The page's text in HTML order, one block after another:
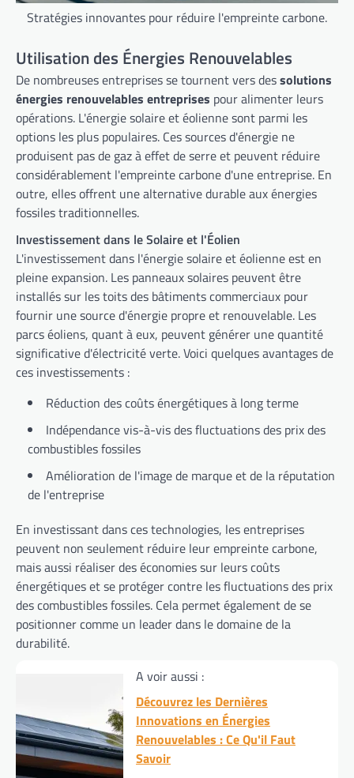
Stratégies innovantes pour réduire l'empreinte carbone.
Utilisation des Énergies Renouvelables
De nombreuses entreprises se tournent vers dessolutions
énergies renouvelables entreprises pour alimenter leurs
opérations. L'énergie solaire et éolienne sont parmi les
options les plus populaires. Ces sources d'énergie ne
produisent pas de gaz à effet de serre et peuvent réduire
considérablement l'empreinte carbone d'une entreprise. En
outre, elles offrent une alternative durable aux énergies
fossiles traditionnelles.
Investissement dans le Solaire et l'Éolien
L'investissement dans l'énergie solaire et éolienne est en
pleine expansion. Les panneaux solaires peuvent être
installés sur les toits des bâtiments commerciaux pour
fournir une source d'énergie propre et renouvelable. Les
parcs éoliens, quant à eux, peuvent générer une quantité
significative d'électricité verte. Voici quelques avantages de
ces investissements :
Réduction des coûts énergétiques à long terme
Indépendance vis-à-vis des fluctuations des prix des
combustibles fossiles
Amélioration de l'image de marque et de la réputation
de l'entreprise
En investissant dans ces technologies, les entreprises
peuvent non seulement réduire leur empreinte carbone,
mais aussi réaliser des économies sur leurs coûts
énergétiques et se protéger contre les fluctuations des prix
des combustibles fossiles. Cela permet également de se
positionner comme un leader dans le domaine de la
durabilité.
A voir aussi :
Découvrez les Dernières
Innovations en Énergies
Renouvelables : Ce Qu'il Faut
Savoir